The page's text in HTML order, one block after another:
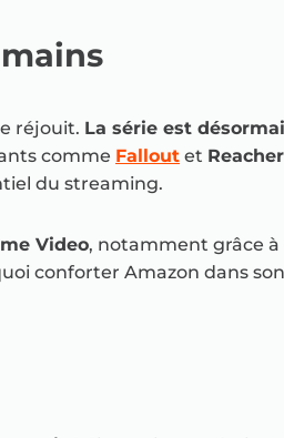
réjouit. La série est
comme Fallout et Reacher
du streaming.
Video, notamment grâce
conforter Amazon dans